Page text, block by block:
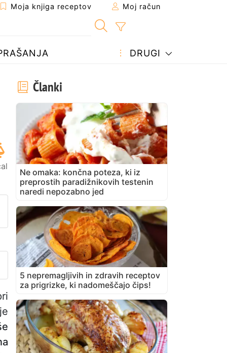
Moja knjiga receptov Moj račun
DRUGI
vprašanje avtorju
svojo fotografijo tega
Članki
Ne omaka: končna poteza, ki iz
preprostih paradižnikovih testenin
naredi nepozabno jed
5 nepremagljivih in zdravih receptov
za prigrizke, ki nadomeščajo čips!